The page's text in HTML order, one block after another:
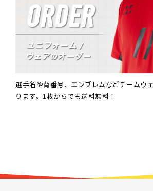
選手名や背番号、エンブレムなどチームウ
ります。1枚からでも送料無料！